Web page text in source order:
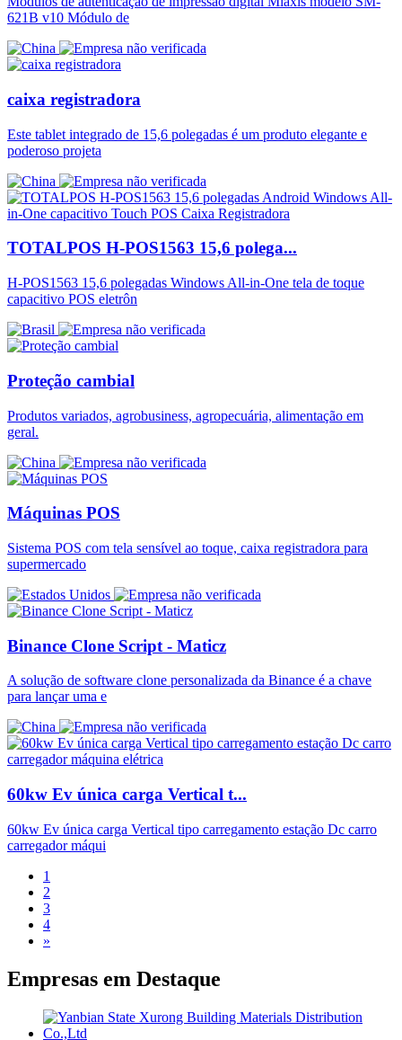
621B v10 Módulo de
caixa registradora
Este tablet integrado de 15,6 polegadas é um produto elegante e
poderoso projeta
TOTALPOS H-POS1563 15,6 polega...
H-POS1563 15,6 polegadas Windows All-in-One tela de toque
capacitivo POS eletrôn
Proteção cambial
Produtos variados, agrobusiness, agropecuária, alimentação em
geral.
Máquinas POS
Sistema POS com tela sensível ao toque, caixa registradora para
supermercado
Binance Clone Script - Maticz
A solução de software clone personalizada da Binance é a chave
para lançar uma e
60kw Ev única carga Vertical t...
60kw Ev única carga Vertical tipo carregamento estação Dc carro
carregador máqui
1
2
3
4
»
Empresas em Destaque